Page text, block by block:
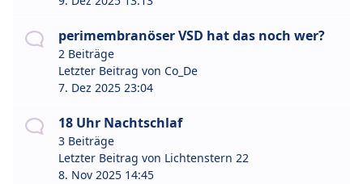
perimembranöser VSD hat das noch wer?
2 Beiträge
Letzter Beitrag von Co_De
7. Dez 2025 23:04
18 Uhr Nachtschlaf
3 Beiträge
Letzter Beitrag von Lichtenstern 22
8. Nov 2025 14:45